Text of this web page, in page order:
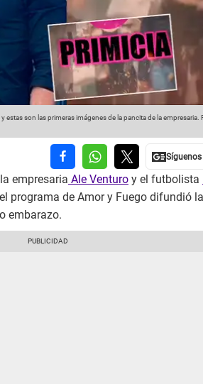
estas son las primeras imágenes de la pancita de la empresaria.
empresaria Ale Venturo y el futbolista
programa de Amor y Fuego difundió
embarazo.